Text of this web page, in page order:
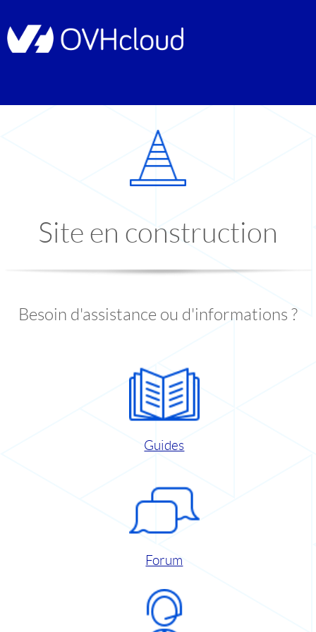
Site en construction
Besoin d'assistance ou d'informations ?
Guides
Forum